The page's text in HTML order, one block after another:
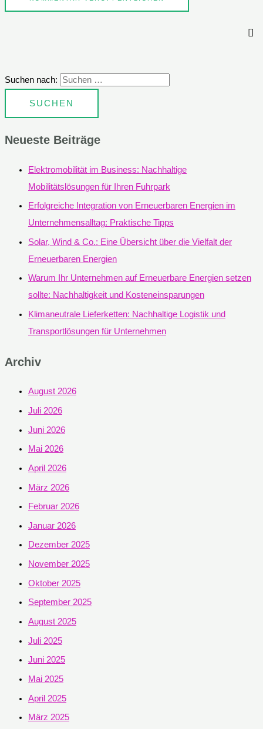
Suchen nach:
Neueste Beiträge
Elektromobilität im Business: Nachhaltige
Mobilitätslösungen für Ihren Fuhrpark
Erfolgreiche Integration von Erneuerbaren Energien im
Unternehmensalltag: Praktische Tipps
Solar, Wind & Co.: Eine Übersicht über die Vielfalt der
Erneuerbaren Energien
Warum Ihr Unternehmen auf Erneuerbare Energien setzen
sollte: Nachhaltigkeit und Kosteneinsparungen
Klimaneutrale Lieferketten: Nachhaltige Logistik und
Transportlösungen für Unternehmen
Archiv
August 2026
Juli 2026
Juni 2026
Mai 2026
April 2026
März 2026
Februar 2026
Januar 2026
Dezember 2025
November 2025
Oktober 2025
September 2025
August 2025
Juli 2025
Juni 2025
Mai 2025
April 2025
März 2025